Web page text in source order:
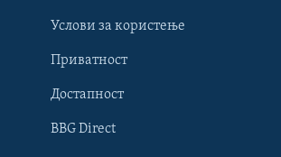
Learning English
НАКУСО...
Услови за користење
Приватност
Достапност
BBG Direct